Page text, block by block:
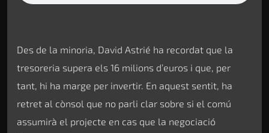
Des de la minoria, David Astrié ha recordat que la
tresoreria supera els 16 milions d’euros i que, per
tant, hi ha marge per invertir. En aquest sentit, ha
retret al cònsol que no parli clar sobre si el comú
assumirà el projecte en cas que la negociació